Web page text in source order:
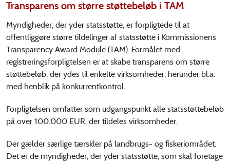
Transparens om større støttebeløb i TAM
Myndigheder, der yder statsstøtte, er forpligtede til at
offentliggøre større tildelinger af statsstøtte i Kommissionens
Transparency Award Module (TAM). Formålet med
registreringsforpligtelsen er at skabe transparens om større
støttebeløb, der ydes til enkelte virksomheder, herunder bl.a.
med henblik på konkurrentkontrol.
Forpligtelsen omfatter som udgangspunkt alle statsstøttebeløb
på over 100.000 EUR, der tildeles virksomheder.
Der gælder særlige tærskler på landbrugs- og fiskeriområdet.
Det er de myndigheder, der yder statsstøtte, som skal foretage